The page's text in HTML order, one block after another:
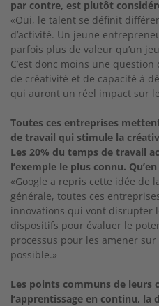
par contre, est plutôt
«Oui, le talent se définit
d’activité. Un jeune
parfois plus de valeur qu’un
C’est donc moins une
de créativité et de capacité à
qui auront un réel impact sur
Toutes ces entreprises
de travail qui stimule la
Les 20% du temps de travail
l’exemple le plus connu.
«Google a repris cette idée de
générale, toutes ces
innovations qui vont disrupter
dispositifs pour évaluer le
processus pour les amener
possible.»
Les points communs de leurs
l’apprentissage en continu, la